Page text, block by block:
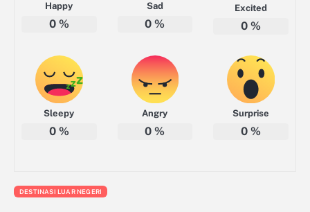
Happy
0%
Sad
0 %
Excited
0 %
Sleepy
0%
Angry
0 %
Surprise
0 %
DESTINASI LUAR NEGERI